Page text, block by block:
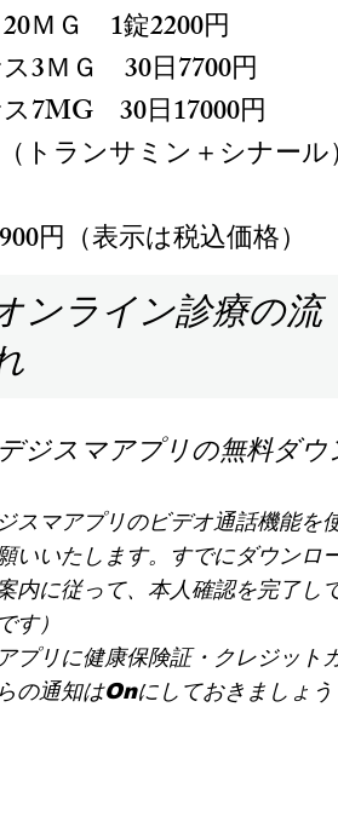
ＭＧ 1錠2200円
3ＭＧ 30日7700円
ス7MG 30日17000円
トランサミン＋シナー
円（表示は税込価格）
ンライン診療の流
スマアプリの無料ダウ
スマアプリのビデオ通話機能を
いいたします。すでにダウンロ
に従って、本人確認を完了し
す）
リに健康保険証・クレジット
の通知はOnにしておきましょう